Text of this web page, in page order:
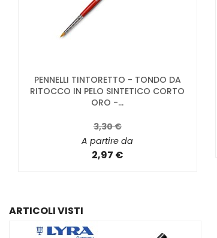
PENNELLI TINTORETTO - TONDO DA
RITOCCO IN PELO SINTETICO CORTO
ORO -...
3,30 €
A partire da
2,97 €
ARTICOLI VISTI